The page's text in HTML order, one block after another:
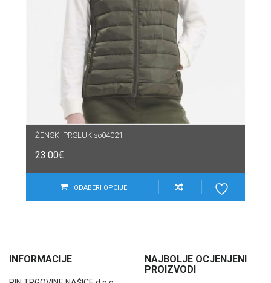
ŽENSKI PRSLUK so04021
23.00€
ODABERI OPCIJE
INFORMACIJE
NAJBOLJE OCJENJENI
PROIZVODI